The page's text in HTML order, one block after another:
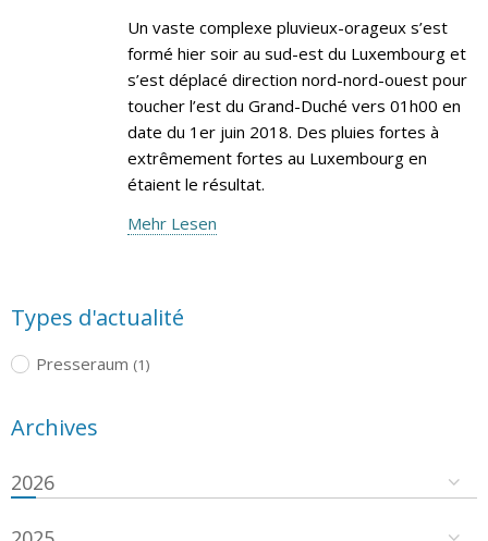
Un vaste complexe pluvieux-orageux s’est
formé hier soir au sud-est du Luxembourg et
s’est déplacé direction nord-nord-ouest pour
toucher l’est du Grand-Duché vers 01h00 en
date du 1er juin 2018. Des pluies fortes à
extrêmement fortes au Luxembourg en
étaient le résultat.
Mehr Lesen
Types d'actualité
Presseraum (1)
Archives
2026